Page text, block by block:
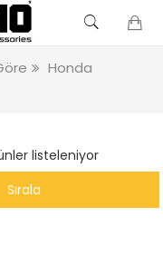
Honda
listeleniyor
Sırala